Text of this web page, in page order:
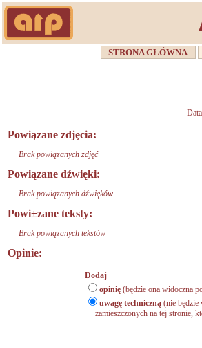
STRONA GŁÓWNA
Powiązane zdjęcia:
Brak powiązanych zdjęć
Powiązane dźwięki:
Brak powiązanych dźwięków
Powi±zane teksty:
Brak powiązanych tekstów
Opinie:
Dodaj
opinię (będzie ona widoczna
uwagę techniczną (nie będzie
zamieszczonych na tej stronie,